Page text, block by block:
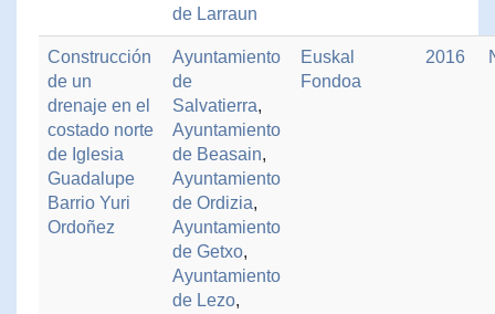
de Larraun
Construcción
de un
drenaje en el
costado norte
de Iglesia
Guadalupe
Barrio Yuri
Ordoñez
Ayuntamiento
de
Salvatierra,
Ayuntamiento
de Beasain,
Ayuntamiento
de Ordizia,
Ayuntamiento
de Getxo,
Ayuntamiento
de Lezo,
Euskal
Fondoa
2016